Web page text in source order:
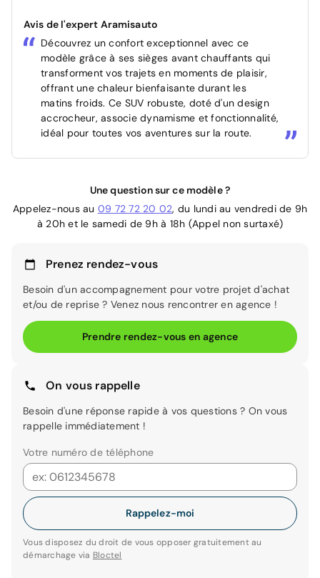
Avis de l'expert Aramisauto
Découvrez un confort exceptionnel avec ce
modèle grâce à ses sièges avant chauffants qui
transforment vos trajets en moments de plaisir,
offrant une chaleur bienfaisante durant les
matins froids. Ce SUV robuste, doté d'un design
accrocheur, associe dynamisme et fonctionnalité,
idéal pour toutes vos aventures sur la route.
Une question sur ce modèle ?
Appelez-nous au 09 72 72 20 02, du lundi au vendredi de 9h
à 20h et le samedi de 9h à 18h (Appel non surtaxé)
Prenez rendez-vous
Besoin d'un accompagnement pour votre projet d'achat
et/ou de reprise ? Venez nous rencontrer en agence !
Prendre rendez-vous en agence
On vous rappelle
Besoin d'une réponse rapide à vos questions ? On vous
rappelle immédiatement !
Votre numéro de téléphone
Rappelez-moi
Vous disposez du droit de vous opposer gratuitement au
démarchage via Bloctel